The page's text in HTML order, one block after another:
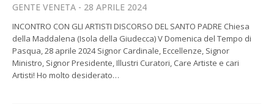
GENTE VENETA 28 APRILE 2024
INCONTRO CON GLI ARTISTI DISCORSO DEL SANTO PADRE Chiesa
della Maddalena (Isola della Giudecca) V Domenica del Tempo di
Pasqua, 28 aprile 2024 Signor Cardinale, Eccellenze, Signor
Ministro, Signor Presidente, Illustri Curatori, Care Artiste e cari
Artisti! Ho molto desiderato…